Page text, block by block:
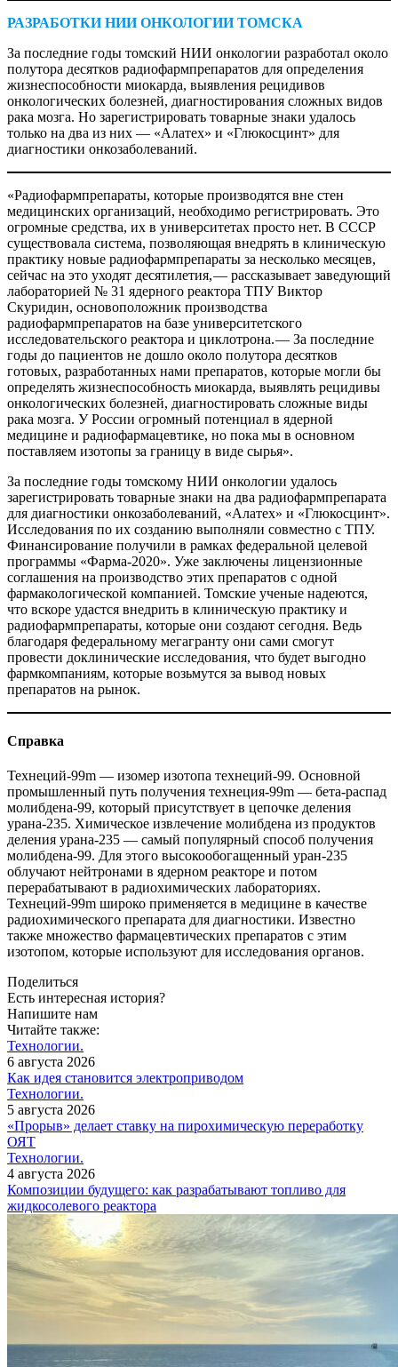
РАЗРАБОТКИ НИИ ОНКОЛОГИИ ТОМСКА
За последние годы томский НИИ онкологии разработал около
полутора десятков радиофармпрепаратов для определения
жизнеспособности миокарда, выявления рецидивов
онкологических болезней, диагностирования сложных видов
рака мозга. Но зарегистрировать товарные знаки удалось
только на два из них — ​«Алатех» и «Глюкосцинт» для
диагностики онкозаболеваний.
«Радиофармпрепараты, которые производятся вне стен
медицинских организаций, необходимо регистрировать. Это
огромные средства, их в университетах просто нет. В СССР
существовала система, позволяющая внедрять в клиническую
практику новые радиофармпрепараты за несколько месяцев,
сейчас на это уходят десятилетия, — ​рассказывает заведующий
лабораторией № 31 ядерного реактора ТПУ Виктор
Скуридин, основоположник производства
радиофармпрепаратов на базе университетского
исследовательского реактора и циклотрона. — ​За последние
годы до пациентов не дошло около полутора десятков
готовых, разработанных нами препаратов, которые могли бы
определять жизнеспособность миокарда, выявлять рецидивы
онкологических болезней, диагностировать сложные виды
рака мозга. У России огромный потенциал в ядерной
медицине и радиофармацевтике, но пока мы в основном
поставляем изотопы за границу в виде сырья».
За последние годы томскому НИИ онкологии удалось
зарегистрировать товарные знаки на два радиофармпрепарата
для диагностики онкозаболеваний, «Алатех» и «Глюкосцинт».
Исследования по их созданию выполняли совместно с ТПУ.
Финансирование получили в рамках федеральной целевой
программы «Фарма‑2020». Уже заключены лицензионные
соглашения на производство этих препаратов с одной
фармакологической компанией. Томские ученые надеются,
что вскоре удастся внедрить в клиническую практику и
радиофармпрепараты, которые они создают сегодня. Ведь
благодаря федеральному мегагранту они сами смогут
провести доклинические исследования, что будет выгодно
фармкомпаниям, которые возьмутся за вывод новых
препаратов на рынок.
Справка
Технеций‑99m — ​изомер изотопа технеций‑99. Основной
промышленный путь получения технеция‑99m — ​бета-распад
молибдена‑99, который присутствует в цепочке деления
урана‑235. Химическое извлечение молибдена из продуктов
деления урана‑235 — ​самый популярный способ получения
молибдена‑99. Для этого высокообогащенный уран‑235
облучают нейтронами в ядерном реакторе и потом
перерабатывают в радиохимических лабораториях.
Технеций‑99m широко применяется в медицине в качестве
радиохимического препарата для диагностики. Известно
также множество фармацевтических препаратов с этим
изотопом, которые используют для исследования органов.
Поделиться
Есть интересная история?
Напишите нам
Читайте также:
Технологии.
6 августа 2026
Как идея становится электроприводом
Технологии.
5 августа 2026
«Прорыв» делает ставку на пирохимическую переработку
ОЯТ
Технологии.
4 августа 2026
Композиции будущего: как разрабатывают топливо для
жидкосолевого реактора